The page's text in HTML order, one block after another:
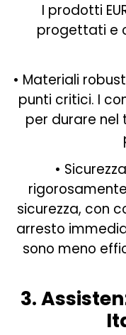
I prodotti
progettati e
• Materiali
punti critici. I
per durare nel
•
sicurezza, con
arresto
sono meno
3.